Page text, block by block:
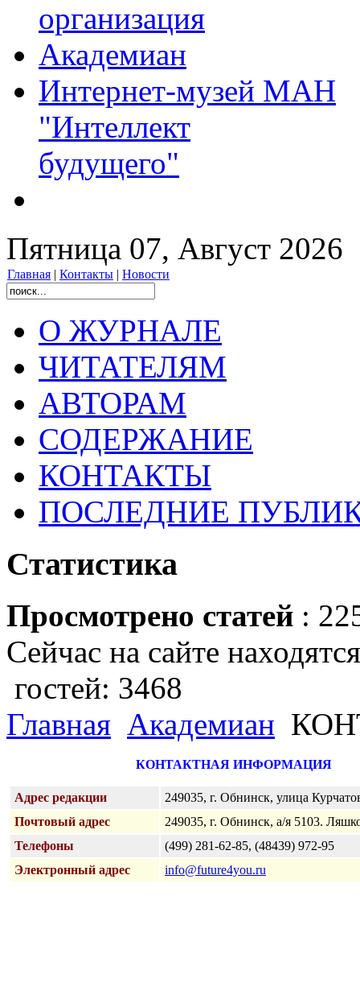
организация
Академиан
Интернет-музей МАН
"Интеллект
будущего"
Пятница 07, Август 2026
Главная | Контакты | Новости
О ЖУРНАЛЕ
ЧИТАТЕЛЯМ
АВТОРАМ
СОДЕРЖАНИЕ
КОНТАКТЫ
ПОСЛЕДНИЕ
Статистика
Просмотрено статей :
Сейчас на сайте
гостей: 3468
Главная Академиан
КОНТАКТНАЯ ИНФОРМАЦИЯ
Адрес редакции
249035, г. Обнинск, улица
Почтовый адрес
249035, г. Обнинск, а/я 5103.
Телефоны
(499) 281-62-85, (48439) 972-95
Электронный адрес
info@future4you.ru